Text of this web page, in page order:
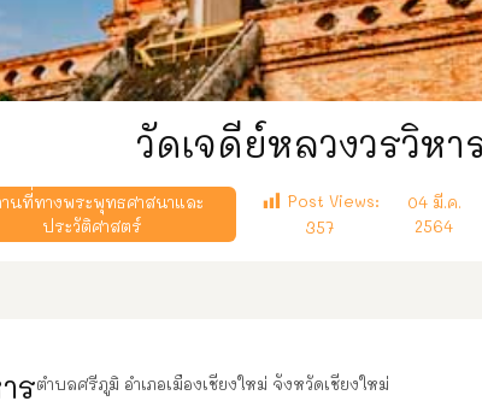
วัดเจดีย์หลวงวรวิหา
นที่ทางพระพุทธศาสนาและ
ประวัติศาสตร์
Post Views:
357
04 มี.ค.
2564
รตำบลศรีภูมิ อำเภอเมืองเชียงใหม่ จังหวัดเชียงใหม่